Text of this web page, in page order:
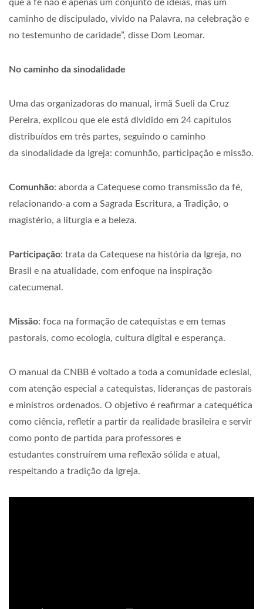
que a fé não é apenas um conjunto de ideias, mas um
caminho de discipulado, vivido na Palavra, na celebração e
no testemunho de caridade”, disse Dom Leomar.
No caminho da sinodalidade
Uma das organizadoras do manual, irmã Sueli da Cruz
Pereira, explicou que ele está dividido em 24 capítulos
distribuídos em três partes, seguindo o caminho
da sinodalidade da Igreja: comunhão, participação e missão.
Comunhão: aborda a Catequese como transmissão da fé,
relacionando-a com a Sagrada Escritura, a Tradição, o
magistério, a liturgia e a beleza.
Participação: trata da Catequese na história da Igreja, no
Brasil e na atualidade, com enfoque na inspiração
catecumenal.
Missão: foca na formação de catequistas e em temas
pastorais, como ecologia, cultura digital e esperança.
O manual da CNBB é voltado a toda a comunidade eclesial,
com atenção especial a catequistas, lideranças de pastorais
e ministros ordenados. O objetivo é reafirmar a catequética
como ciência, refletir a partir da realidade brasileira e servir
como ponto de partida para professores e
estudantes construírem uma reflexão sólida e atual,
respeitando a tradição da Igreja.